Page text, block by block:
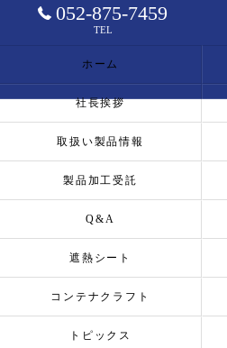
052-875-7459
TEL
ホーム
社長挨拶
取扱い製品情報
製品加工受託
Q&A
遮熱シート
コンテナクラフト
トピックス